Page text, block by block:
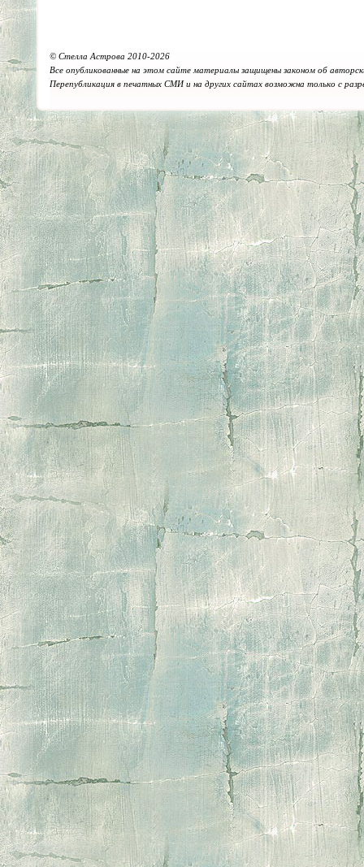
© Стелла Астрова 2010-2026
Все опубликованные на этом сайте материалы защищены законом об
Перепубликация в печатных СМИ и на других сайтах возможна только с